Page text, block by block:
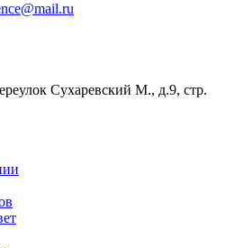
Сухаревский М., д.9, стр.